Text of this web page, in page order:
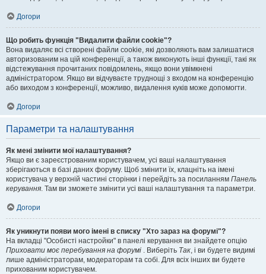
Догори
Що робить функція "Видалити файли cookie"?
Вона видаляє всі створені файли cookie, які дозволяють вам залишатися
авторизованим на цій конференції, а також виконують інші функції, такі як
відстежування прочитаних повідомлень, якщо вони увімкнені
адміністратором. Якщо ви відчуваєте труднощі з входом на конференцію
або виходом з конференції, можливо, видалення куків може допомогти.
Догори
Параметри та налаштування
Як мені змінити мої налаштування?
Якщо ви є зареєстрованим користувачем, усі ваші налаштування
зберігаються в базі даних форуму. Щоб змінити їх, клацніть на імені
користувача у верхній частині сторінки і перейдіть за посиланням Панель
керування. Там ви зможете змінити усі ваші налаштування та параметри.
Догори
Як уникнути появи мого імені в списку "Хто зараз на форумі"?
На вкладці "Особисті настройки" в панелі керування ви знайдете опцію
Приховати моє перебування на форумі . Виберіть Так, і ви будете видимі
лише адміністраторам, модераторам та собі. Для всіх інших ви будете
прихованим користувачем.